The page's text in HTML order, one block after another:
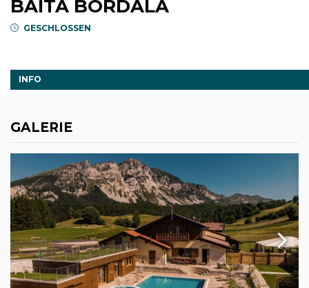
BAITA BORDALA
GESCHLOSSEN
INFO
GALERIE